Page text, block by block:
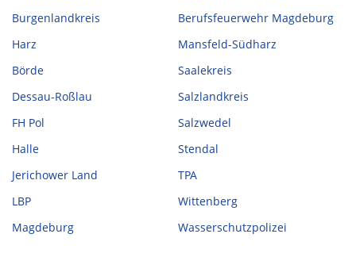
Burgenlandkreis
Harz
Börde
Dessau-Roßlau
FH Pol
Halle
Jerichower Land
LBP
Magdeburg
Berufsfeuerwehr Magdeburg
Mansfeld-Südharz
Saalekreis
Salzlandkreis
Salzwedel
Stendal
TPA
Wittenberg
Wasserschutzpolizei